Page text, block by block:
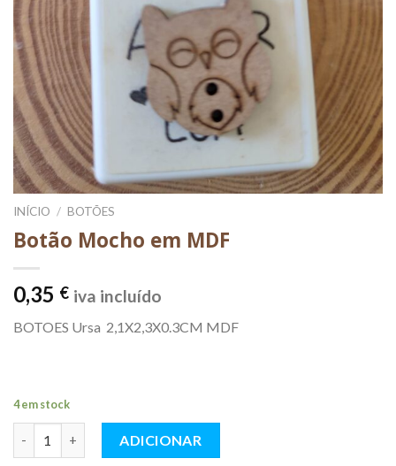
INÍCIO / BOTÕES
Botão Mocho em MDF
0,35 € iva incluído
BOTOES Ursa 2,1X2,3X0.3CM MDF
4 em stock
ADICIONAR